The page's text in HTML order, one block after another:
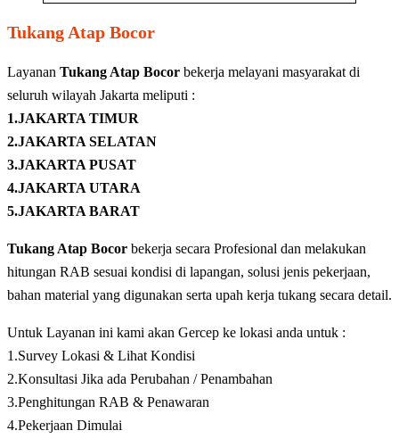
Tukang Atap Bocor
Layanan Tukang Atap Bocor bekerja melayani masyarakat di
seluruh wilayah Jakarta meliputi :
1.JAKARTA TIMUR
2.JAKARTA SELATAN
3.JAKARTA PUSAT
4.JAKARTA UTARA
5.JAKARTA BARAT
Tukang Atap Bocor bekerja secara Profesional dan melakukan
hitungan RAB sesuai kondisi di lapangan, solusi jenis pekerjaan,
bahan material yang digunakan serta upah kerja tukang secara detail.
Untuk Layanan ini kami akan Gercep ke lokasi anda untuk :
1.Survey Lokasi & Lihat Kondisi
2.Konsultasi Jika ada Perubahan / Penambahan
3.Penghitungan RAB & Penawaran
4.Pekerjaan Dimulai